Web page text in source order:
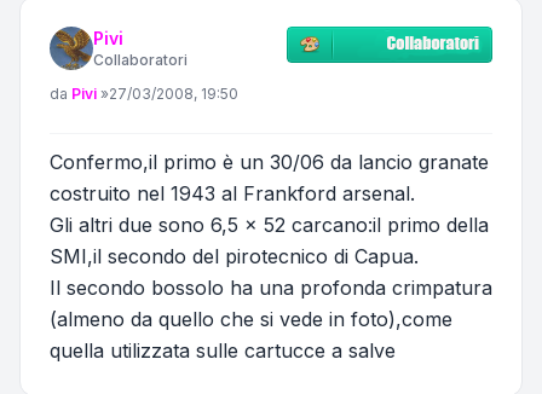
Pivi
Collaboratori
Messaggio
da Pivi »27/03/2008, 19:50
Confermo,il primo è un 30/06 da lancio granate
costruito nel 1943 al Frankford arsenal.
Gli altri due sono 6,5 x 52 carcano:il primo della
SMI,il secondo del pirotecnico di Capua.
Il secondo bossolo ha una profonda crimpatura
(almeno da quello che si vede in foto),come
quella utilizzata sulle cartucce a salve